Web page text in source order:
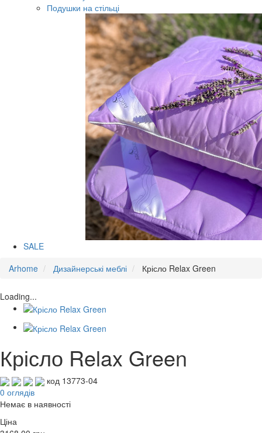
Подушки на стільці
SALE
Arhome
Дизайнерські меблі Крісло Relax Green
Loading...
Крісло Relax Green
код 13773-04
0 оглядів
Немає в наявності
Ціна